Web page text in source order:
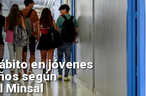
del Parque
con inversión